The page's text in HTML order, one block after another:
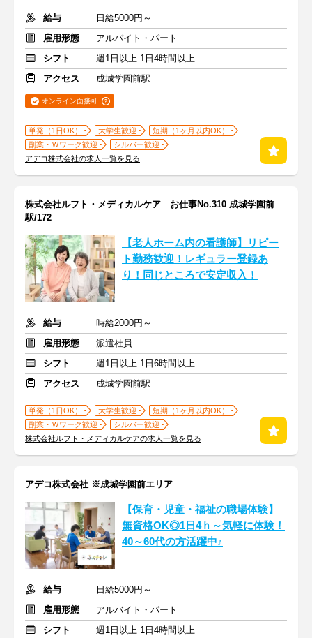
給与
日給5000円～
雇用形態
アルバイト・パート
シフト
週1日以上 1日4時間以上
アクセス
成城学園前駅
オンライン面接可
単発（1日OK） 大学生歓迎
短期（1ヶ月以内OK）
副業・Ｗワーク歓迎
シルバー歓迎
アデコ株式会社の求人一覧を見る
株式会社ルフト・メディカルケア お仕事No.310 成城学園前
駅/172
【老人ホーム内の看護師】リピー
ト勤務歓迎！レギュラー登録あ
り！同じところで安定収入！
給与
時給2000円～
雇用形態
派遣社員
シフト
週1日以上 1日6時間以上
アクセス
成城学園前駅
単発（1日OK） 大学生歓迎
短期（1ヶ月以内OK）
副業・Ｗワーク歓迎
シルバー歓迎
株式会社ルフト・メディカルケアの求人一覧を見る
アデコ株式会社 ※成城学園前エリア
【保育・児童・福祉の職場体験】
無資格OK◎1日4ｈ～気軽に体験！
40～60代の方活躍中♪
給与
日給5000円～
雇用形態
アルバイト・パート
シフト
週1日以上 1日4時間以上